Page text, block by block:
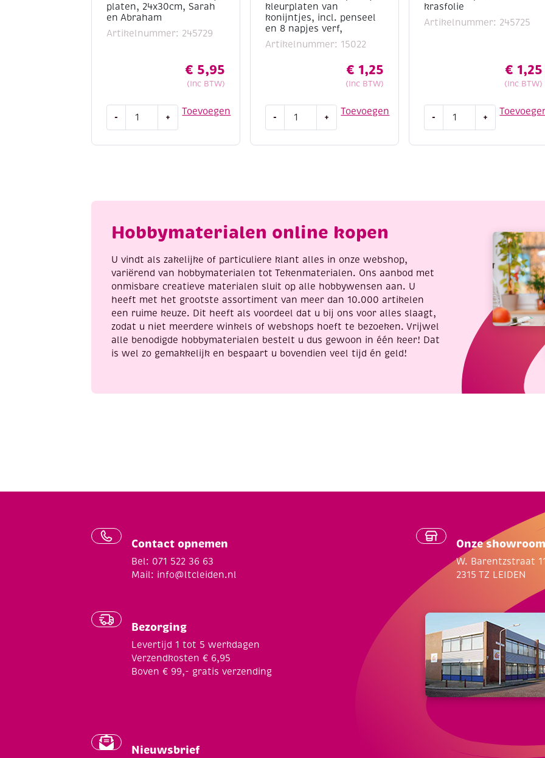
platen, 24x30cm, Sarah
en Abraham
Artikelnummer: 245729
€ 5,95
(Inc BTW)
Toevoegen
-
en
aantal
+
kleurplaten van
konijntjes, incl. penseel
en 8 napjes verf,
Artikelnummer: 15022
€ 1,25
(Inc BTW)
Toevoegen
-
konijntjes,
penseel
8
napjes
verf,
aantal
+
krasfolie
Artikelnummer: 245725
€ 1,25
(Inc BTW)
-
kraspen
+
Hobbymaterialen online kopen
U vindt als zakelijke of particuliere klant alles in onze webshop,
variërend van hobbymaterialen tot Tekenmaterialen. Ons aanbod met
onmisbare creatieve materialen sluit op alle hobbywensen aan. U
heeft met het grootste assortiment van meer dan 10.000 artikelen
een ruime keuze. Dit heeft als voordeel dat u bij ons voor alles slaagt,
zodat u niet meerdere winkels of webshops hoeft te bezoeken. Vrijwel
alle benodigde hobbymaterialen bestelt u dus gewoon in één keer! Dat
is wel zo gemakkelijk en bespaart u bovendien veel tijd én geld!
Contact opnemen
Bel: 071 522 36 63
Mail: info@ltcleiden.nl
Bezorging
Levertijd 1 tot 5 werkdagen
Verzendkosten € 6,95
Boven € 99,- gratis verzending
Onze showroom
W. Barentzstraat
2315 TZ LEIDEN
Nieuwsbrief